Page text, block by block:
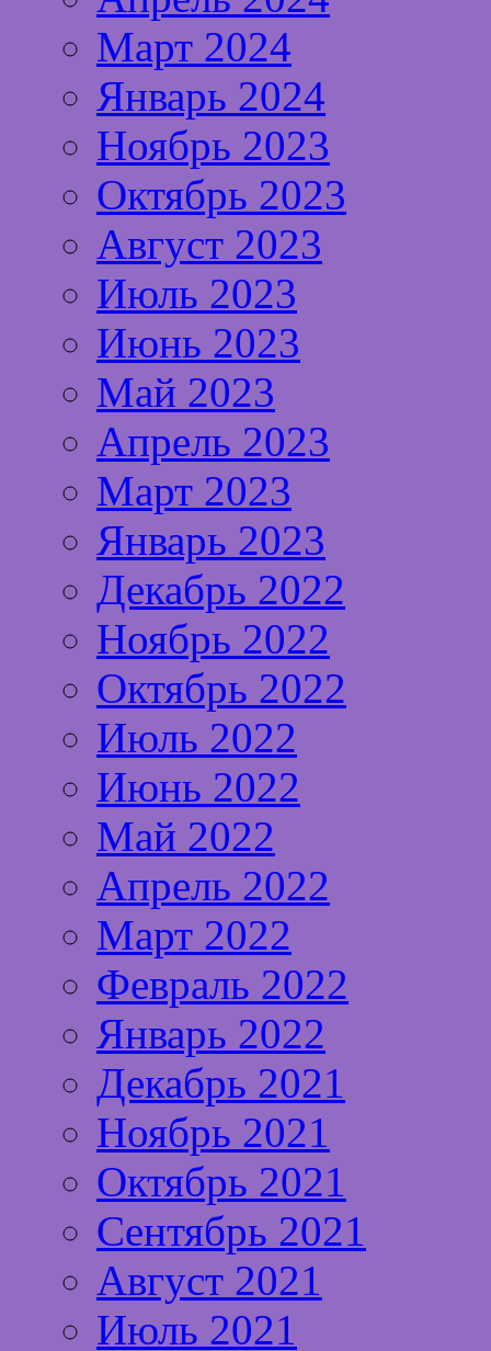
Март 2024
Январь 2024
Ноябрь 2023
Октябрь 2023
Август 2023
Июль 2023
Июнь 2023
Май 2023
Апрель 2023
Март 2023
Январь 2023
Декабрь 2022
Ноябрь 2022
Октябрь 2022
Июль 2022
Июнь 2022
Май 2022
Апрель 2022
Март 2022
Февраль 2022
Январь 2022
Декабрь 2021
Ноябрь 2021
Октябрь 2021
Сентябрь 2021
Август 2021
Июль 2021